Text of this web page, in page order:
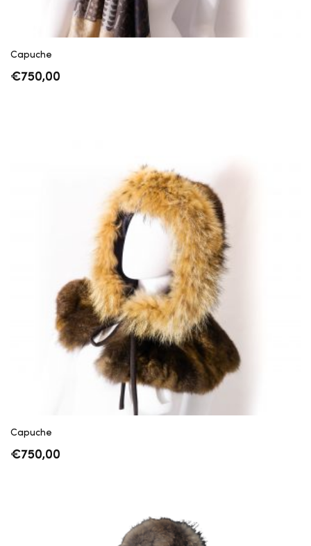
Capuche
€750,00
Capuche
€750,00